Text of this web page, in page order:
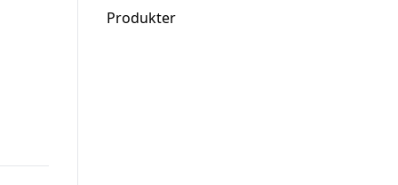
Produkter